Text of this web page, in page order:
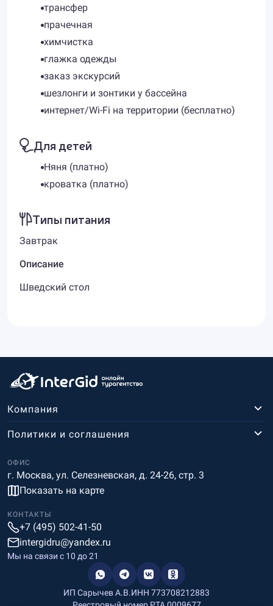
трансфер
прачечная
химчистка
глажка одежды
заказ экскурсий
шезлонги и зонтики у бассейна
интернет/Wi-Fi на территории (бесплатно)
Для детей
Няня (платно)
кроватка (платно)
Типы питания
Завтрак
Описание
Шведский стол
Компания
ОФИС
г. Москва, ул. Селезневская, д. 24-26, стр. 3
Показать на карте
Политики и соглашения
КОНТАКТЫ
+7 (495) 502-41-50
intergidru@yandex.ru
Мы на связи c 10 до 21
ИП Сарычев А.В.ИНН 773708212883